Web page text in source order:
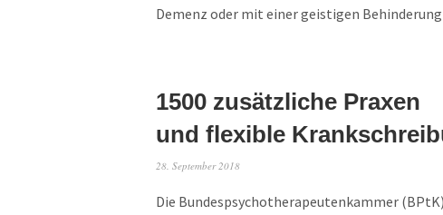
Demenz oder mit einer geistigen
1500 zusätzliche Praxen
und flexible
28. September 2018
Die Bundespsychotherapeutenkammer